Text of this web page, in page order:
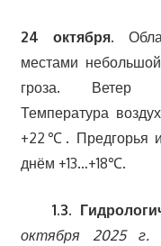
24 октября.
местами
гроза. Ветер
Температура
+22℃. Предгорья
днём +13…+18℃.
1.3.
октября 2025 г.